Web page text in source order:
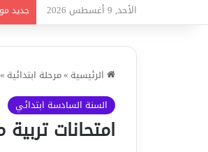
الأحد, 9 أغسطس 2026 جديد
الرئيسية »مرحلة ابتدائية »
السنة السادسة ابتدائي
امتحانات